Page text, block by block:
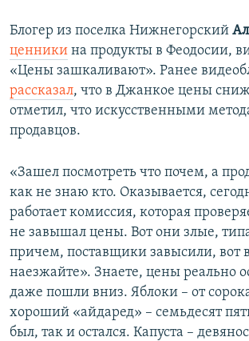
Блогер из поселка Нижнегорский
ценники на продукты в Феодосии,
«Цены зашкаливают». Ранее
рассказал, что в Джанкое цены
отметил, что искусственными
продавцов.
«Зашел посмотреть что почем, а
как не знаю кто. Оказывается,
работает комиссия, которая
не завышал цены. Вот они злые,
причем, поставщики завысили, вот
наезжайте». Знаете, цены реально
даже пошли вниз. Яблоки – от
хороший «айдаред» – семьдесят
был, так и остался. Капуста –